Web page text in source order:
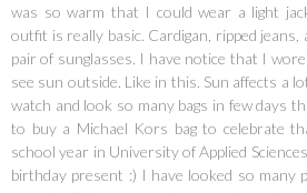
was so warm that I could wear a light
outfit is really basic. Cardigan, ripped jeans,
pair of sunglasses. I have notice that I
see sun outside. Like in this. Sun affects a
watch and look so many bags in few days
to buy a Michael Kors bag to celebrate
school year in University of Applied
birthday present :) I have looked so many